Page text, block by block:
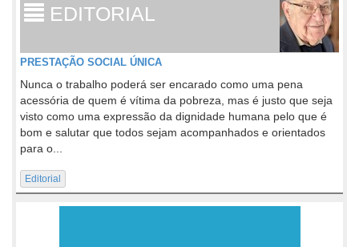
EDITORIAL
PRESTAÇÃO SOCIAL ÚNICA
Nunca o trabalho poderá ser encarado como uma pena
acessória de quem é vítima da pobreza, mas é justo que seja
visto como uma expressão da dignidade humana pelo que é
bom e salutar que todos sejam acompanhados e orientados
para o...
Editorial